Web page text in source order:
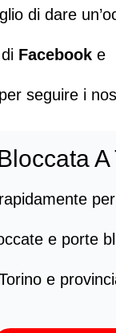
di dare
Facebook e
per seguire i
A
e porte
e